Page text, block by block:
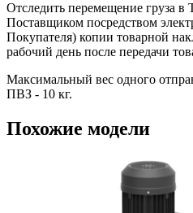
Отследить перемещение груза
Поставщиком посредством
Покупателя) копии товарной
рабочий день после передачи
Максимальный вес одного
ПВЗ - 10 кг.
Похожие модели